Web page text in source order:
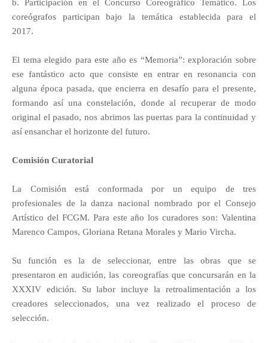
b. Participación en el Concurso Coreográfico Temático.
Los
coreógrafos participan bajo la temática establecida para el
2017.
El tema elegido para este año es “Memoria”: exploración sobre
ese fantástico acto que consiste en entrar en resonancia con
alguna época pasada, que encierra en desafío para el presente,
formando así una constelación, donde al recuperar de modo
original el pasado, nos abrimos las puertas para la continuidad y
así ensanchar el horizonte del futuro.
Comisión Curatorial
La Comisión está conformada por un equipo de tres
profesionales de la danza nacional nombrado por el Consejo
Artístico del FCGM. Para este año los curadores son: Valentina
Marenco Campos, Gloriana Retana Morales y Mario Vircha.
Su función es la de seleccionar, entre las obras que se
presentaron en audición, las coreografías que concursarán en la
XXXIV edición. Su labor incluye la retroalimentación a los
creadores seleccionados, una vez realizado el proceso de
selección.